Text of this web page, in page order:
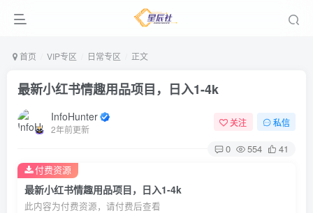
首页 VIP专区 日常专区 正文
最新小红书情趣用品项目，日入1-4k
InfoHunter
2年前更新
关注 私信
0 554 41
最新小红书情趣用品项目，日入1-4k
此内容为付费资源，请付费后查看
付费资源